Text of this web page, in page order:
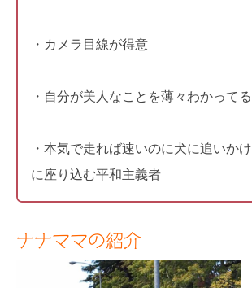
・カメラ目線が得意
・自分が美人なことを薄々わかってる
・本気で走れば速いのに犬に追いか
に座り込む平和主義者
ナナママの紹介